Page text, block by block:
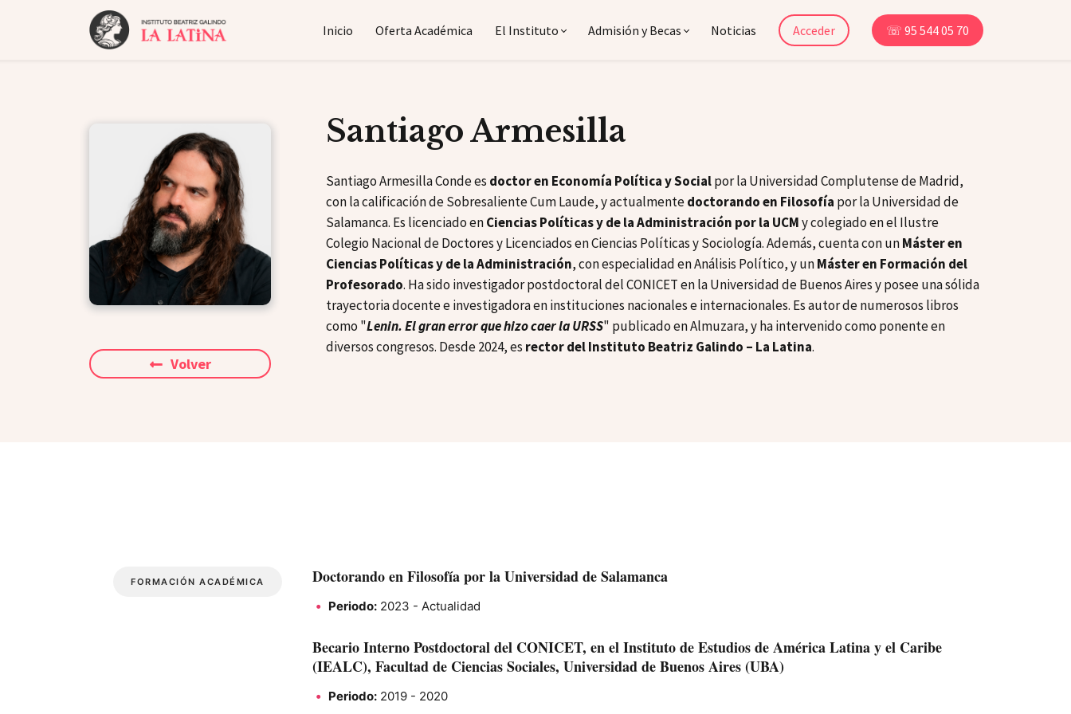
Inicio Oferta Académica El Instituto Admisión y Becas Noticias Acceder ☏ 95 544 05 70
Volver
Santiago Armesilla
Santiago Armesilla Conde es doctor en Economía Política y Socialpor la Universidad Complutense de Madrid,
con la calificación de Sobresaliente Cum Laude, y actualmentedoctorando en Filosofía por la Universidad de
Salamanca. Es licenciado enCiencias Políticas y de la Administración por la UCMy colegiado en el Ilustre
Colegio Nacional de Doctores y Licenciados en Ciencias Políticas y Sociología. Además, cuenta con unMáster en
Ciencias Políticas y de la Administración, con especialidad en Análisis Político, y unMáster en Formación del
Profesorado. Ha sido investigador postdoctoral del CONICET en la Universidad de Buenos Aires y posee una sólida
trayectoria docente e investigadora en instituciones nacionales e internacionales. Es autor de numerosos libros
como "Lenin. El gran error que hizo caer la URSS" publicado en Almuzara, y ha intervenido como ponente en
diversos congresos. Desde 2024, es rector del Instituto Beatriz Galindo – La Latina.
FORMACIÓN ACADÉMICA Doctorando en Filosofía por la Universidad de Salamanca
Periodo: 2023 - Actualidad
Becario Interno Postdoctoral del CONICET, en el Instituto de Estudios de América Latina y el Caribe
(IEALC), Facultad de Ciencias Sociales, Universidad de Buenos Aires (UBA)
Periodo: 2019 - 2020